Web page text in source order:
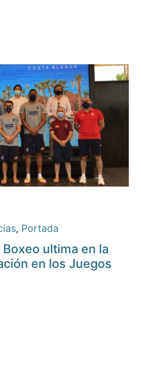
, Portada
ultima en la
en los Juegos